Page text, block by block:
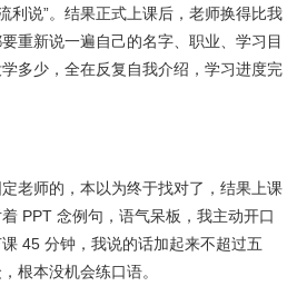
利说”。结果正式上课后，老师换得比我
重新说一遍自己的名字、职业、学习目
多少，全在反复自我介绍，学习进度完
老师的，本以为终于找对了，结果上课
PPT 念例句，语气呆板，我主动开口
45 分钟，我说的话加起来不超过五
根本没机会练口语。